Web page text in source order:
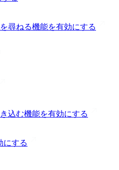
尋ねる機能を有効にする
込む機能を有効にする
にする